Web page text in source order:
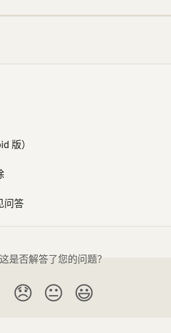
版）
问答
这是否解答了您的问题？
😞 😐 😃